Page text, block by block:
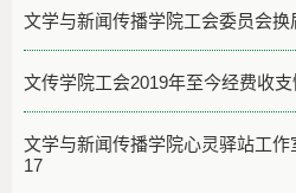
文学与新闻传播学院工会委员会
文传学院工会2019年至今经费收
文学与新闻传播学院心灵驿站工
17